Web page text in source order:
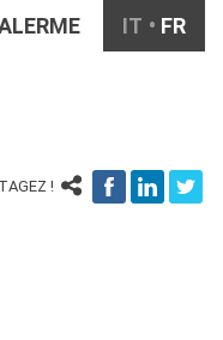
IT FR
!